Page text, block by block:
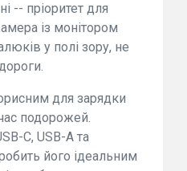
-- пріоритет для
із монітором
у полі зору, не
для зарядки
подорожей.
C, USB-A та
його ідеальним